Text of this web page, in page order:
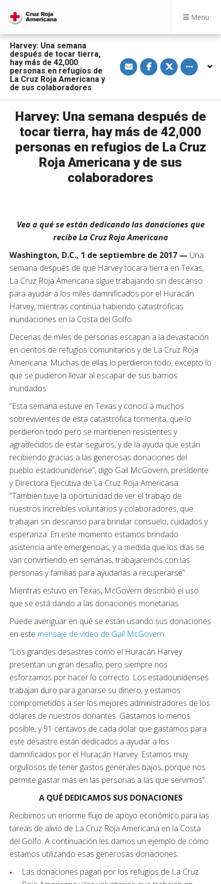
Menu
Harvey: Una semana
después de tocar tierra,
hay más de 42,000
personas en refugios de
La Cruz Roja Americana y
de sus colaboradores
S
h
a
i
E
m
a
i
l
S
h
a
n
a
c
e
b
o
o
k
S
h
a
n
w
i
t
t
e
r
Toggle
Harvey: Una semana después de
tocar tierra, hay más de 42,000
personas en refugios de La Cruz
Roja Americana y de sus
colaboradores
Vea a qué se están dedicando las donaciones que
recibe La Cruz Roja Americana
Washington, D.C., 1 de septiembre de 2017 — Una
semana después de que Harvey tocara tierra en Texas,
La Cruz Roja Americana sigue trabajando sin descanso
para ayudar a los miles damnificados por el Huracán
Harvey, mientras continúa habiendo catastróficas
inundaciones en la Costa del Golfo.
Decenas de miles de personas escapan a la devastación
en cientos de refugios comunitarios y de La Cruz Roja
Americana. Muchas de ellas lo perdieron todo, excepto lo
que se pudieron llevar al escapar de sus barrios
inundados.
“Esta semana estuve en Texas y conocí a muchos
sobrevivientes de esta catastrófica tormenta, que lo
perdieron todo pero se mantienen resistentes y
agradecidos de estar seguros, y de la ayuda que están
recibiendo gracias a las generosas donaciones del
pueblo estadounidense”, digo Gail McGovern, presidente
y Directora Ejecutiva de La Cruz Roja Americana.
“También tuve la oportunidad de ver el trabajo de
nuestros increíbles voluntarios y colaboradores, que
trabajan sin descanso para brindar consuelo, cuidados y
esperanza. En este momento estamos brindado
asistencia ante emergencias, y a medida que los días se
van convirtiendo en semanas, trabajaremos con las
personas y familias para ayudarlas a recuperarse”.
Mientras estuvo en Texas, McGovern describió el uso
que se está dando a las donaciones monetarias.
Puede averiguar en qué se están usando sus donaciones
en este mensaje de video de Gail McGovern.
“Los grandes desastres como el Huracán Harvey
presentan un gran desafío, pero siempre nos
esforzamos por hacer lo correcto. Los estadounidenses
trabajan duro para ganarse su dinero, y estamos
comprometidos a ser los mejores administradores de los
dólares de nuestros donantes. Gastamos lo menos
posible, y 91 centavos de cada dólar que gastamos para
este desastre están dedicados a ayudar a los
damnificados por el Huracán Harvey. Estamos muy
orgullosos de tener gastos generales bajos, porque nos
permite gastar más en las personas a las que servimos”.
A QUÉ DEDICAMOS SUS DONACIONES
Recibimos un enorme flujo de apoyo económico para las
tareas de alivio de La Cruz Roja Americana en la Costa
del Golfo. A continuación les damos un ejemplo de cómo
estamos utilizando esas generosas donaciones:
Las donaciones pagan por los refugios de La Cruz